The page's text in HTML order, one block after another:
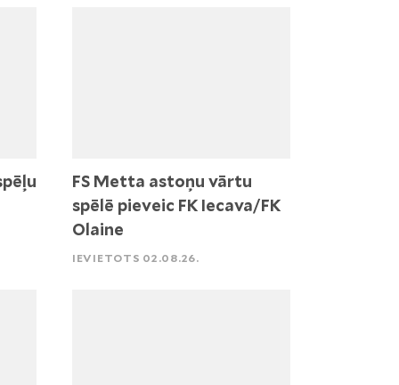
FS Metta astoņu vārtu
spēlē pieveic FK Iecava/FK
Olaine
IEVIETOTS 02.08.26.